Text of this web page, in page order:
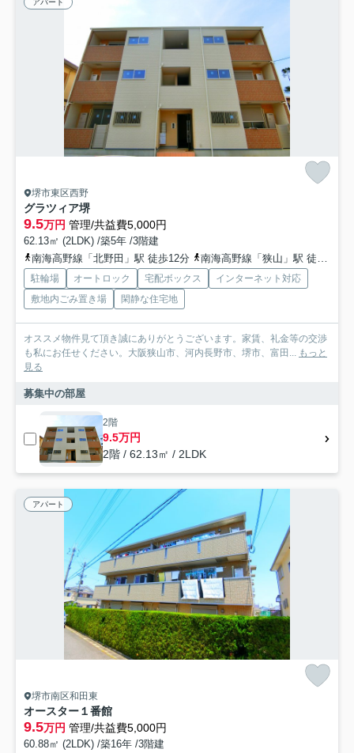
アパート
堺市東区西野
グラツィア堺
9.5万円 管理/共益費5,000円
62.13㎡ (2LDK) /築5年 /3階建
南海高野線「北野田」駅 徒歩12分
南海高野線「狭山」駅 徒歩20分
駐輪場 オートロック 宅配ボックス
インターネット対応
敷地内ごみ置き場
閑静な住宅地
オススメ物件見て頂き誠にありがとうございます。家賃、礼金等の交渉
も私にお任せください。大阪狭山市、河内長野市、堺市、富田... もっと
見る
募集中の部屋
2階
9.5万円
2階 / 62.13㎡ / 2LDK
アパート
堺市南区和田東
オースター１番館
9.5万円 管理/共益費5,000円
60.88㎡ (2LDK) /築16年 /3階建